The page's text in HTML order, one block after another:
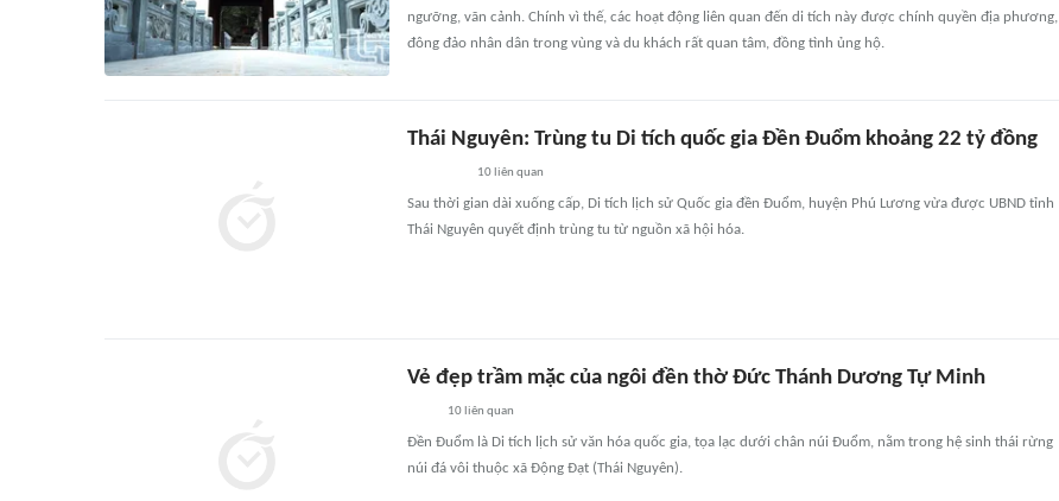
ngưỡng, vãn cảnh. Chính vì thế, các hoạt động liên quan đến di tích này được chính quyền địa phương,
đông đảo nhân dân trong vùng và du khách rất quan tâm, đồng tình ủng hộ.
Thái Nguyên: Trùng tu Di tích quốc gia Đền Đuổm khoảng 22 tỷ đồng
10 liên quan
Sau thời gian dài xuống cấp, Di tích lịch sử Quốc gia đền Đuổm, huyện Phú Lương vừa được UBND tỉnh
Thái Nguyên quyết định trùng tu từ nguồn xã hội hóa.
Vẻ đẹp trầm mặc của ngôi đền thờ Đức Thánh Dương Tự Minh
10liên quan
Đền Đuổm là Di tích lịch sử văn hóa quốc gia, tọa lạc dưới chân núi Đuổm, nằm trong hệ sinh thái rừng
núi đá vôi thuộc xã Động Đạt (Thái Nguyên).